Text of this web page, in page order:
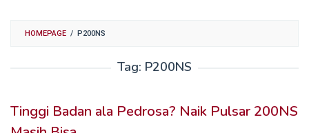
HOMEPAGE / P200NS
Tag: P200NS
Tinggi Badan ala Pedrosa? Naik Pulsar 200NS